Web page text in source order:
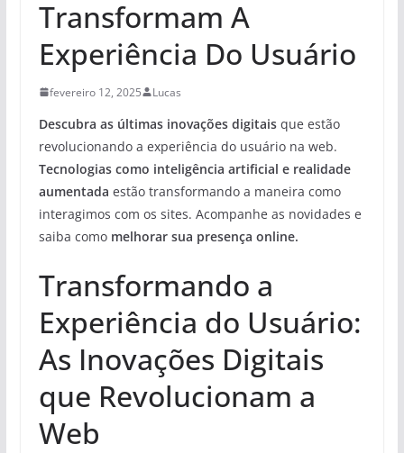
Transformam A
Experiência Do Usuário
fevereiro 12, 2025 Lucas
Descubra as últimas inovações digitaisque estão
revolucionando a experiência do usuário na web.
Tecnologias como inteligência artificial e realidade
aumentada estão transformando a maneira como
interagimos com os sites. Acompanhe as novidades e
saiba como melhorar sua presença online.
Transformando a
Experiência do Usuário:
As Inovações Digitais
que Revolucionam a
Web